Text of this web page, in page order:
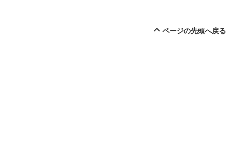
ページの先頭へ戻る